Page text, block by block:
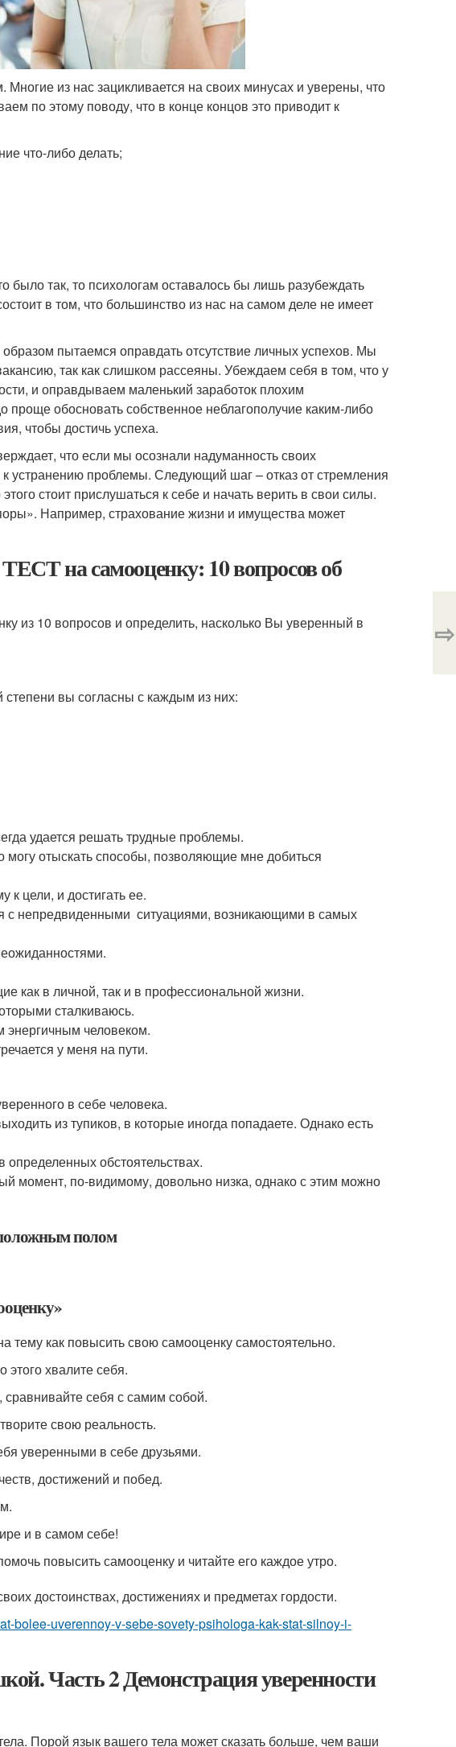
из нас зацикливается на своих минусах и уверены, что
по этому поводу, что в конце концов это приводит к
что-либо делать;
было так, то психологам оставалось бы лишь разубеждать
в том, что большинство из нас на самом деле не имеет
пытаемся оправдать отсутствие личных успехов. Мы
так как слишком рассеяны. Убеждаем себя в том, что у
и оправдываем маленький заработок плохим
проще обосновать собственное неблагополучие каким-либо
чтобы достичь успеха.
что если мы осознали надуманность своих
к устранению проблемы. Следующий шаг – отказ от стремления
стоит прислушаться к себе и начать верить в свои силы.
Например, страхование жизни и имущества может
на самооценку: 10 вопросов об
из 10 вопросов и определить, насколько Вы уверенный в
степени вы согласны с каждым из них:
удается решать трудные проблемы.
отыскать способы, позволяющие мне добиться
к цели, и достигать ее.
с непредвиденными ситуациями, возникающими в самых
как в личной, так и в профессиональной жизни.
сталкиваюсь.
человеком.
у меня на пути.
в себе человека.
из тупиков, в которые иногда попадаете. Однако есть
определенных обстоятельствах.
момент, по-видимому, довольно низка, однако с этим можно
полом
тему как повысить свою самооценку самостоятельно.
этого хвалите себя.
себя с самим собой.
свою реальность.
уверенными в себе друзьями.
достижений и побед.
и в самом себе!
повысить самооценку и читайте его каждое утро.
достоинствах, достижениях и предметах гордости.
bolee-uverennoy-v-sebe-sovety-psihologa-kak-stat-silnoy-i-
Часть 2 Демонстрация уверенности
Порой язык вашего тела может сказать больше, чем ваши
⇨